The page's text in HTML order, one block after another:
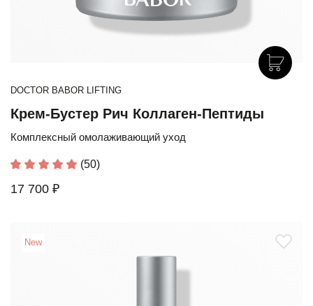
DOCTOR BABOR LIFTING
Крем-Бустер Рич Коллаген-Пептиды
Комплексный омолаживающий уход
(50)
17 700 ₽
New